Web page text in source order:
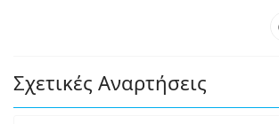
Σχετικές Αναρτήσεις